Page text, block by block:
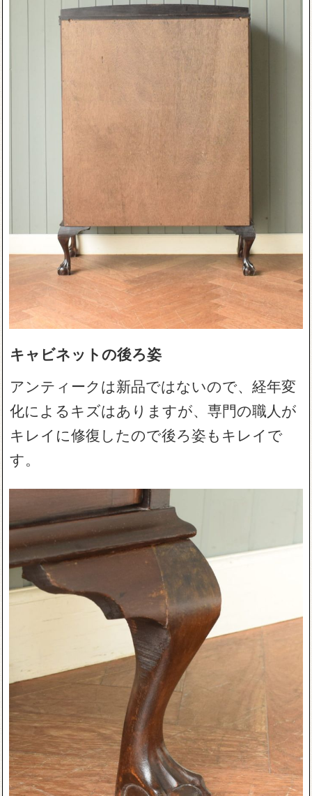
キャビネットの後ろ姿
アンティークは新品ではないので、経年変
化によるキズはありますが、専門の職人が
キレイに修復したので後ろ姿もキレイで
す。